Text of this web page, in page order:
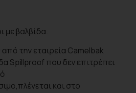
με βαλβίδα.
την εταιρεία Camelbak
Spillproof που δεν επιτρέπει
και στο